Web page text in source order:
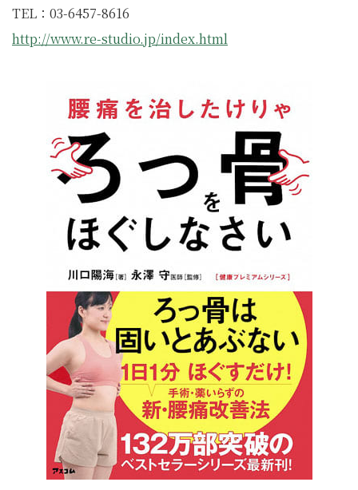
TEL：03-6457-8616
http://www.re-studio.jp/index.html